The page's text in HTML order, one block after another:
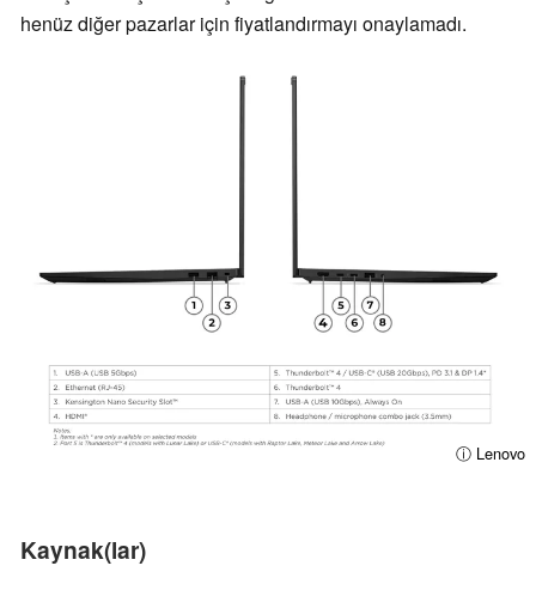
henüz diğer pazarlar için fiyatlandırmayı onaylamadı.
ⓘ Lenovo
Kaynak(lar)